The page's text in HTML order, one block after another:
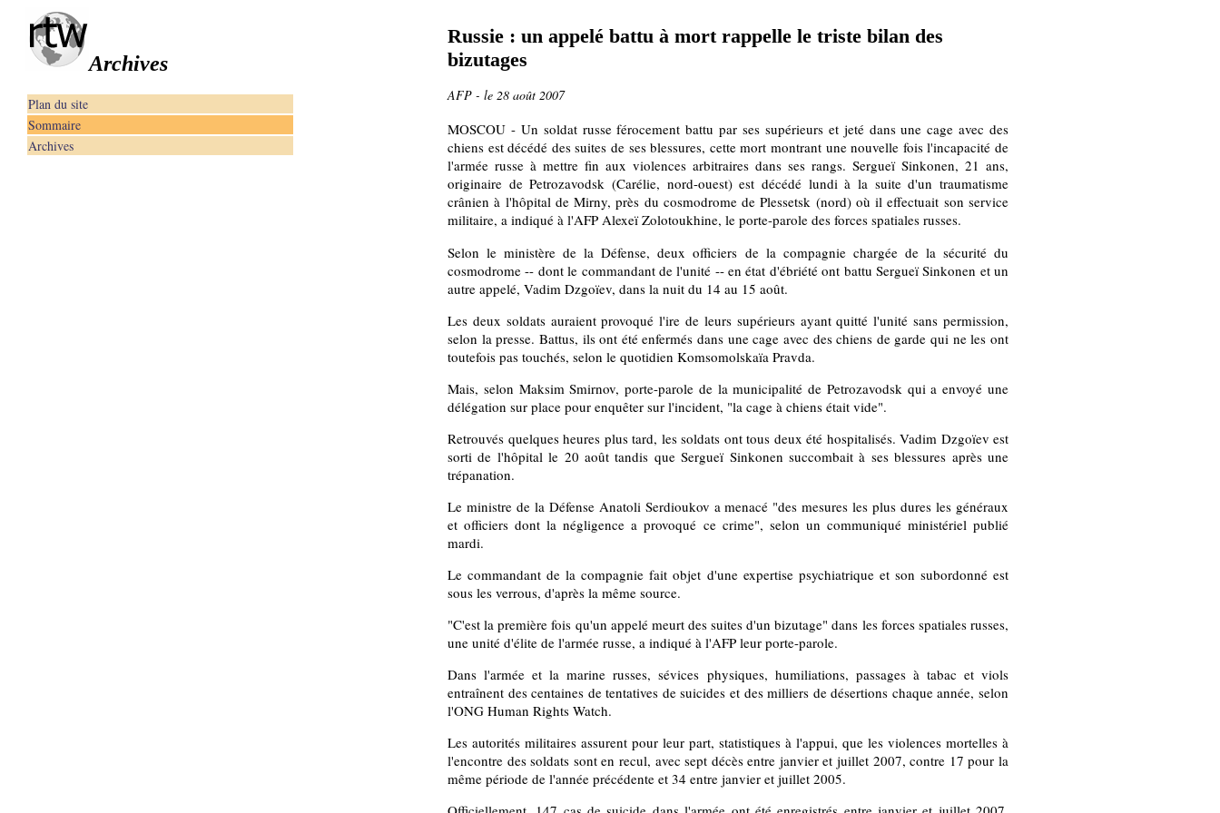
Archives
Plan du site
Sommaire
Archives
Russie : un appelé battu à mort rappelle le triste bilan des
bizutages
AFP - le 28 août 2007
MOSCOU - Un soldat russe férocement battu par ses supérieurs et jeté dans une cage avec des
chiens est décédé des suites de ses blessures, cette mort montrant une nouvelle fois l'incapacité de
l'armée russe à mettre fin aux violences arbitraires dans ses rangs. Sergueï Sinkonen, 21 ans,
originaire de Petrozavodsk (Carélie, nord-ouest) est décédé lundi à la suite d'un traumatisme
crânien à l'hôpital de Mirny, près du cosmodrome de Plessetsk (nord) où il effectuait son service
militaire, a indiqué à l'AFP Alexeï Zolotoukhine, le porte-parole des forces spatiales russes.
Selon le ministère de la Défense, deux officiers de la compagnie chargée de la sécurité du
cosmodrome -- dont le commandant de l'unité -- en état d'ébriété ont battu Sergueï Sinkonen et un
autre appelé, Vadim Dzgoïev, dans la nuit du 14 au 15 août.
Les deux soldats auraient provoqué l'ire de leurs supérieurs ayant quitté l'unité sans permission,
selon la presse. Battus, ils ont été enfermés dans une cage avec des chiens de garde qui ne les ont
toutefois pas touchés, selon le quotidien Komsomolskaïa Pravda.
Mais, selon Maksim Smirnov, porte-parole de la municipalité de Petrozavodsk qui a envoyé une
délégation sur place pour enquêter sur l'incident, "la cage à chiens était vide".
Retrouvés quelques heures plus tard, les soldats ont tous deux été hospitalisés. Vadim Dzgoïev est
sorti de l'hôpital le 20 août tandis que Sergueï Sinkonen succombait à ses blessures après une
trépanation.
Le ministre de la Défense Anatoli Serdioukov a menacé "des mesures les plus dures les généraux
et officiers dont la négligence a provoqué ce crime", selon un communiqué ministériel publié
mardi.
Le commandant de la compagnie fait objet d'une expertise psychiatrique et son subordonné est
sous les verrous, d'après la même source.
"C'est la première fois qu'un appelé meurt des suites d'un bizutage" dans les forces spatiales russes,
une unité d'élite de l'armée russe, a indiqué à l'AFP leur porte-parole.
Dans l'armée et la marine russes, sévices physiques, humiliations, passages à tabac et viols
entraînent des centaines de tentatives de suicides et des milliers de désertions chaque année, selon
l'ONG Human Rights Watch.
Les autorités militaires assurent pour leur part, statistiques à l'appui, que les violences mortelles à
l'encontre des soldats sont en recul, avec sept décès entre janvier et juillet 2007, contre 17 pour la
même période de l'année précédente et 34 entre janvier et juillet 2005.